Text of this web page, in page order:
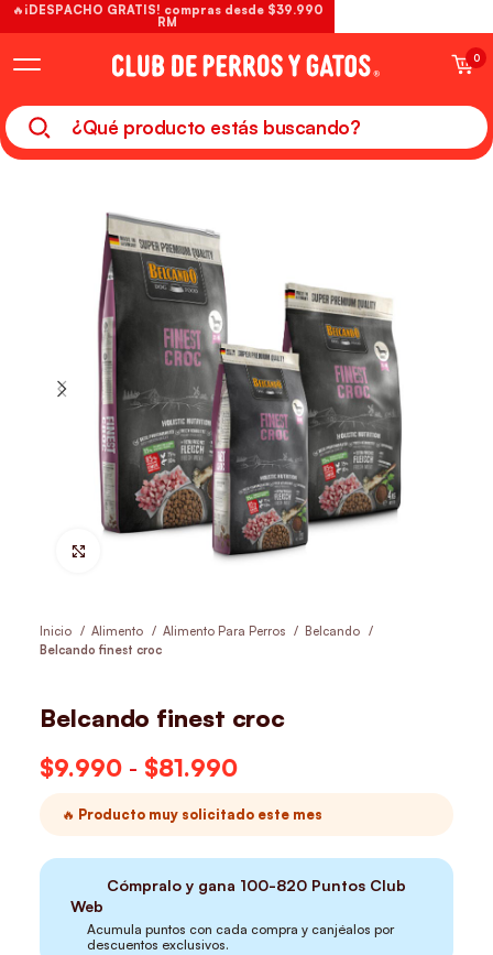
0
Inicio Alimento Alimento Para Perros
Belcando
Belcando finest croc
Belcando finest croc
$9.990 - $81.990
$81.990
🔥 Producto muy solicitado este mes
Cómpralo y gana 100-820 Puntos Club
Web
Acumula puntos con cada compra y canjéalos por
descuentos exclusivos.
🔥¡DESPACHO GRATIS! compras desde $39.990
RM